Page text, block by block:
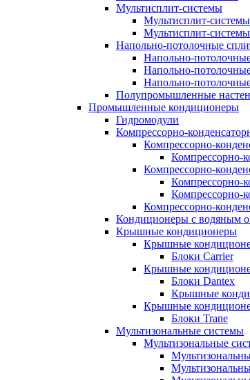
Мультисплит-системы
Мультисплит-
Мультисплит-
Напольно-потолочные
Напольно-
Напольно-
Напольно-
Полупромышленные
Промышленные кондиционеры
Гидромодули
Компрессорно-
Компрессорно-
Компрессорно-
Компрессорно-
Компрессорно-
Компрессорно-
Компрессорно-
Кондиционеры с водяным
Крышные кондиционеры
Крышные
Блоки Carrier
Крышные
Блоки Dantex
Крышные
Крышные
Блоки Trane
Мультизональные системы
Мультизональные